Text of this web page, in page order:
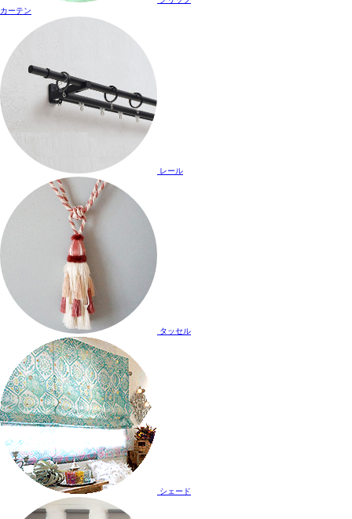
カーテン
レール
タッセル
シェード